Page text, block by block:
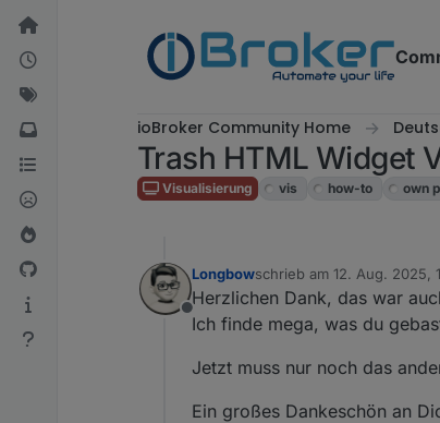
Weiter zum Inhalt
ioBroker Community Home
Trash HTML Widget
Visualisierung vis how-to own
Offline
Longbowschrieb am 12. Aug. 2025,
zuletzt editiert von
Herzlichen Dank, das war
Ich finde mega, was du
Jetzt muss nur noch das
Ein großes Dankeschön an